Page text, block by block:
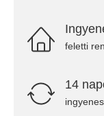
feletti
14